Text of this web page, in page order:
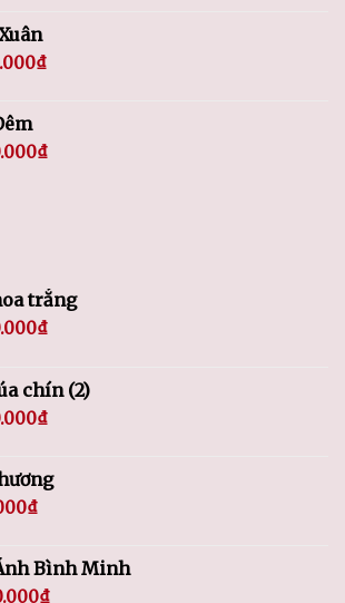
₫
₫
trắng
₫
chín (2)
₫
₫
Bình Minh
₫